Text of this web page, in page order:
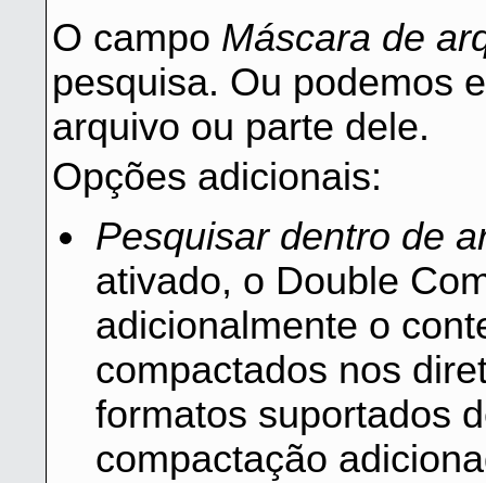
O campo Máscara de
pesquisa. Ou podemos
arquivo ou parte dele.
Opções adicionais:
Pesquisar dentro de
ativado, o Double
adicionalmente o
compactados nos
formatos suportados
compactação